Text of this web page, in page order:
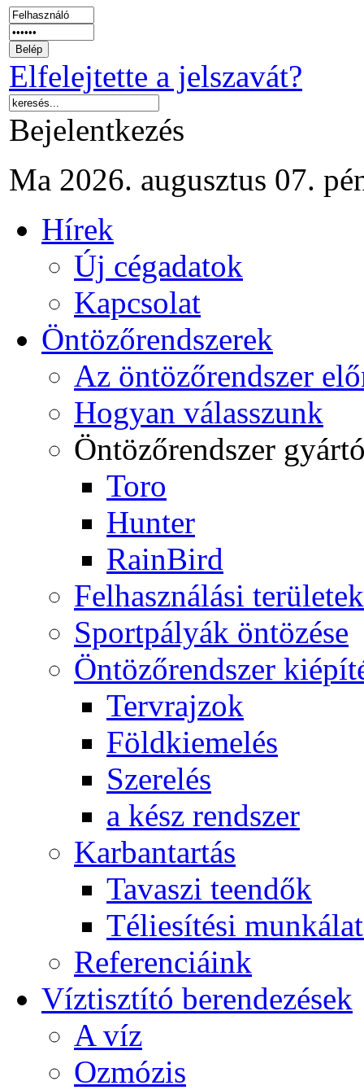
Elfelejtette a jelszavát?
Bejelentkezés
Ma 2026. augusztus 07.
Hírek
Új cégadatok
Kapcsolat
Öntözőrendszerek
Az öntözőrendszer
Hogyan válasszunk
Öntözőrendszer
Toro
Hunter
RainBird
Felhasználási területek
Sportpályák öntözése
Öntözőrendszer
Tervrajzok
Földkiemelés
Szerelés
a kész rendszer
Karbantartás
Tavaszi teendők
Téliesítési
Referenciáink
Víztisztító berendezések
A víz
Ozmózis